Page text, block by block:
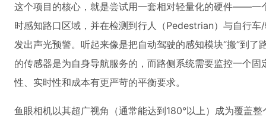
这个项目的核心，就是尝试用一套相对轻量化的硬件——
时感知路口区域，并在检测到行人（Pedestrian）与自行
发出声光预警。听起来像是把自动驾驶的感知模块“搬”到
的传感器是为自身导航服务的，而路侧系统需要监控一个
性、实时性和成本有更严苛的平衡要求。
鱼眼相机以其超广视角（通常能达到180°以上）成为覆盖